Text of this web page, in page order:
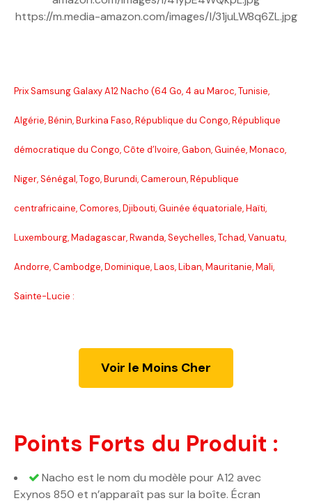
https://m.media-amazon.com/images/I/31juLW8q6ZL.jpg
Prix Samsung Galaxy A12 Nacho (64 Go, 4 au Maroc, Tunisie,
Algérie, Bénin, Burkina Faso, République du Congo, République
démocratique du Congo, Côte d’Ivoire, Gabon, Guinée, Monaco,
Niger, Sénégal, Togo, Burundi, Cameroun, République
centrafricaine, Comores, Djibouti, Guinée équatoriale, Haïti,
Luxembourg, Madagascar, Rwanda, Seychelles, Tchad, Vanuatu,
Andorre, Cambodge, Dominique, Laos, Liban, Mauritanie, Mali,
Sainte-Lucie :
Voir le Moins Cher
Points Forts du Produit :
Nacho est le nom du modèle pour A12 avec
Exynos 850 et n’apparaît pas sur la boîte. Écran